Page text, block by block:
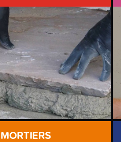
MORTIERS